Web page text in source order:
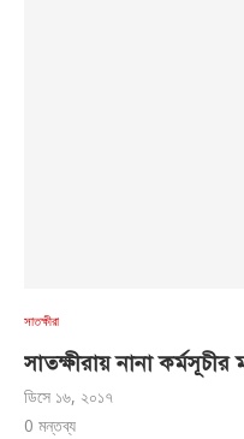
সাতক্ষীরা
সাতক্ষীরায় নানা
ডিসে ১৬, ২০১৭
0 মন্তব্য